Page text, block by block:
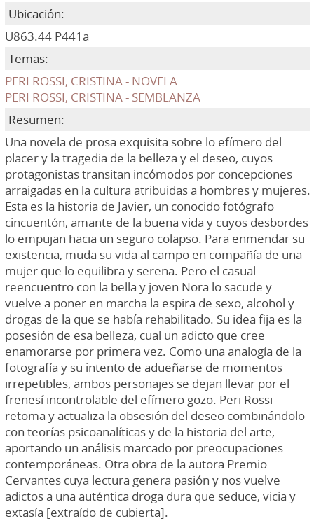
Ubicación:
U863.44 P441a
Temas:
PERI ROSSI, CRISTINA - NOVELA
PERI ROSSI, CRISTINA - SEMBLANZA
Resumen:
Una novela de prosa exquisita sobre lo efímero del
placer y la tragedia de la belleza y el deseo, cuyos
protagonistas transitan incómodos por concepciones
arraigadas en la cultura atribuidas a hombres y mujeres.
Esta es la historia de Javier, un conocido fotógrafo
cincuentón, amante de la buena vida y cuyos desbordes
lo empujan hacia un seguro colapso. Para enmendar su
existencia, muda su vida al campo en compañía de una
mujer que lo equilibra y serena. Pero el casual
reencuentro con la bella y joven Nora lo sacude y
vuelve a poner en marcha la espira de sexo, alcohol y
drogas de la que se había rehabilitado. Su idea fija es la
posesión de esa belleza, cual un adicto que cree
enamorarse por primera vez. Como una analogía de la
fotografía y su intento de adueñarse de momentos
irrepetibles, ambos personajes se dejan llevar por el
frenesí incontrolable del efímero gozo. Peri Rossi
retoma y actualiza la obsesión del deseo combinándolo
con teorías psicoanalíticas y de la historia del arte,
aportando un análisis marcado por preocupaciones
contemporáneas. Otra obra de la autora Premio
Cervantes cuya lectura genera pasión y nos vuelve
adictos a una auténtica droga dura que seduce, vicia y
extasía [extraído de cubierta].